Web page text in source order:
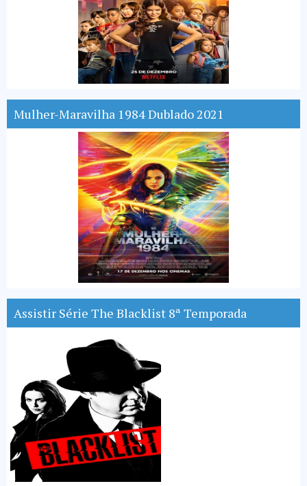
Mulher-Maravilha 1984 Dublado 2021
Assistir Série The Blacklist 8ª Temporada